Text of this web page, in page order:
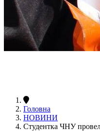
Головна
НОВИНИ
Студентка ЧНУ